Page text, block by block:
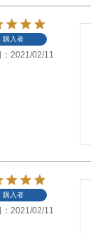
購入者
2021/02/11
購入者
2021/02/11